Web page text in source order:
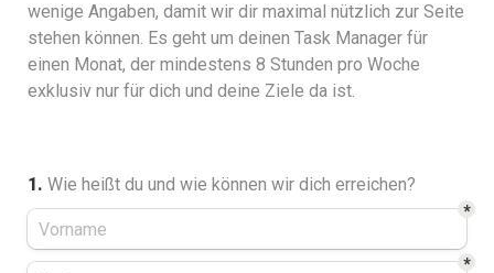
wenige Angaben, damit wir dir maximal nützlich zur Seite
stehen können. Es geht um deinen Task Manager für
einen Monat, der mindestens 8 Stunden pro Woche
exklusiv nur für dich und deine Ziele da ist.
1. Wie heißt du und wie können wir dich erreichen?
*
*